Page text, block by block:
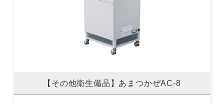
【その他衛生備品】あまつかぜAC-8